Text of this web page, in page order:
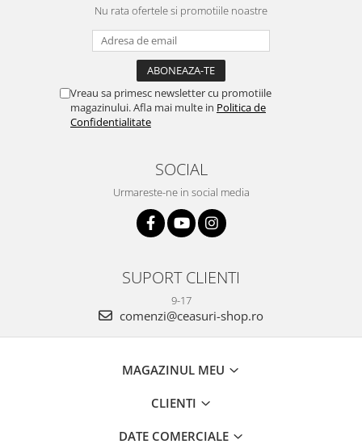
Nu rata ofertele si promotiile noastre
Vreau sa primesc newsletter cu promotiile
magazinului. Afla mai multe in Politica de
Confidentialitate
SOCIAL
Urmareste-ne in social media
SUPORT CLIENTI
9-17
comenzi@ceasuri-shop.ro
MAGAZINUL MEU
CLIENTI
DATE COMERCIALE